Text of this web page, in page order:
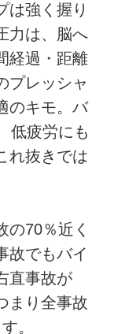
は強く握り
力は、脳へ
経過・距離
プレッシャ
のキモ。バ
低疲労にも
れ抜きでは
の70％近く
故でもバイ
直事故が
まり全事故
。